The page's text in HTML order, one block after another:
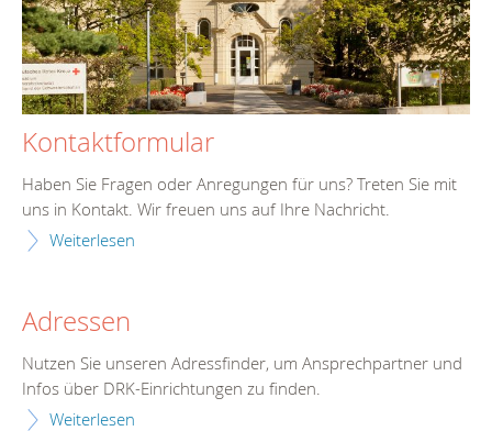
Kontaktformular
Haben Sie Fragen oder Anregungen für uns? Treten Sie mit
uns in Kontakt. Wir freuen uns auf Ihre Nachricht.
Weiterlesen
Adressen
Nutzen Sie unseren Adressfinder, um Ansprechpartner und
Infos über DRK-Einrichtungen zu finden.
Weiterlesen